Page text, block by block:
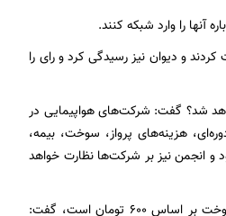
را وارد شبکه کنند.
و دیوان نیز رسیدگی کرد و رای را
شد؟ گفت: شرکت‌های هواپیمایی در
هزینه‌های پرواز، سوخت، بیمه،
و انجمن نیز بر شرکت‌ها نظارت خواهد
دبیر انجمن شرکت‌های هواپیمایی با اشاره به اینکه آنچه در قیمت فعلی بلیت لحاظ شده قیمت سوخت بر اساس ۶٠٠ تومان است، گفت: